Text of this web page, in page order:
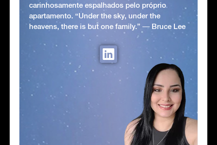
carinhosamente espalhados pelo próprio
apartamento. “Under the sky, under the
heavens, there is but one family.” ― Bruce Lee